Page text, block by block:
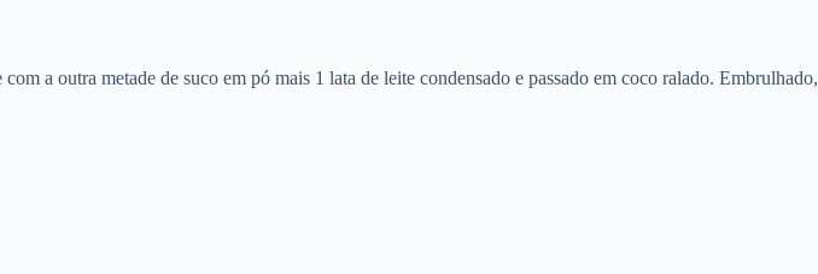
a outra metade de suco em pó mais 1 lata de leite condensado e passado em coco ralado. Embrulhado,